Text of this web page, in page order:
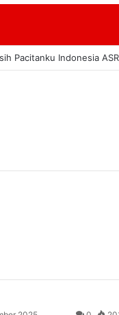
2027 Tekankan